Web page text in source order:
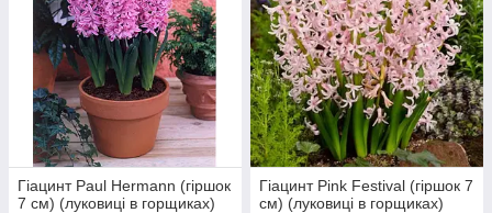
Гіацинт Paul Hermann (гіршок
7 см) (луковиці в горщиках)
Гіацинт Pink Festival (гіршок 7
см) (луковиці в горщиках)